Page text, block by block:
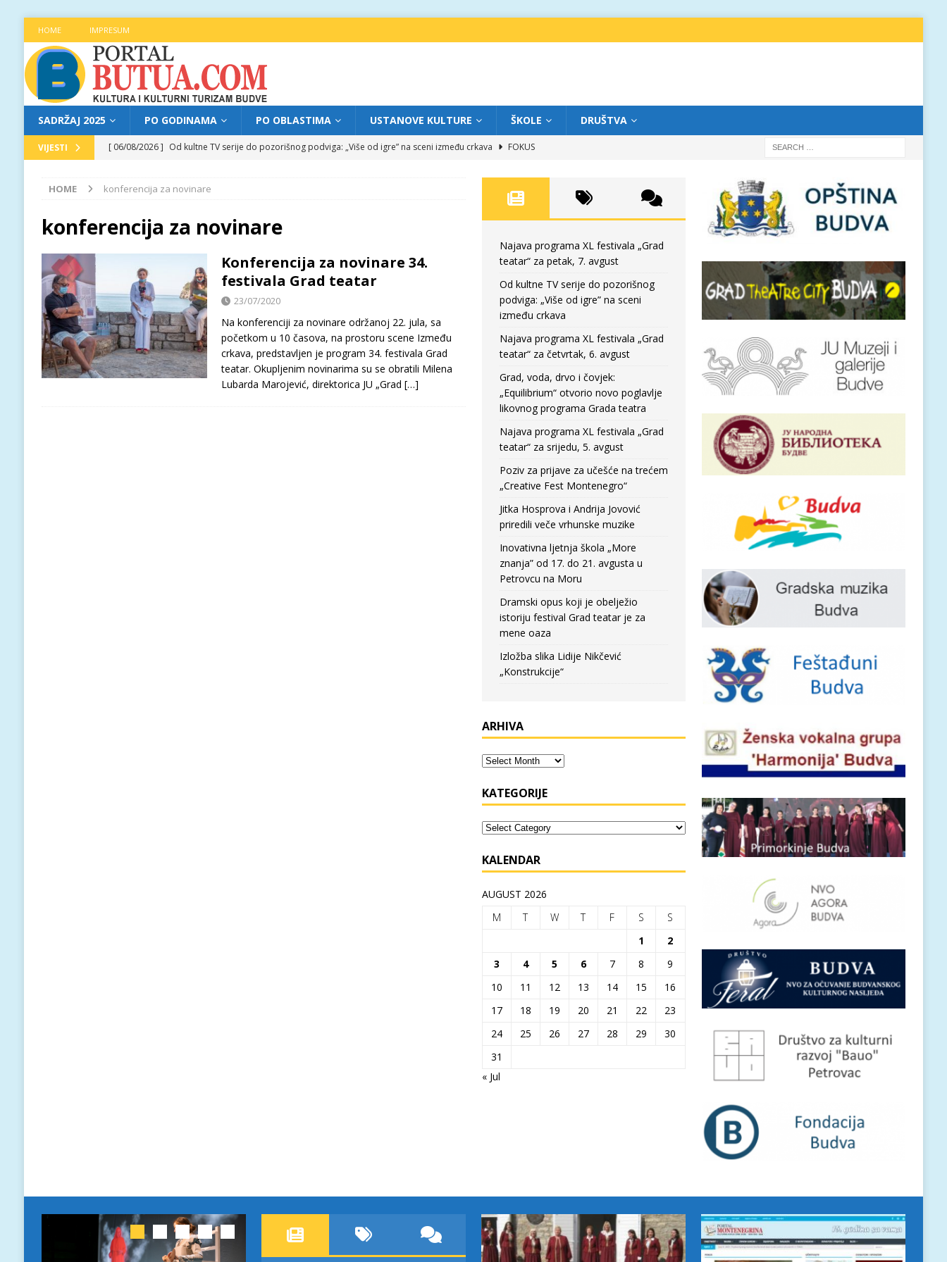
HOME IMPRESUM
SADRŽAJ 2025 PO GODINAMA PO OBLASTIMA USTANOVE KULTURE ŠKOLE DRUŠTVA
VIJESTI [ 06/08/2026 ] Od kultne TV serije do pozorišnog podviga: „Više od igre” na sceni između crkava
FOKUS
[ 05/08/2026 ] Grad, voda, drvo i čovjek: „Equilibrium“ otvorio novo poglavlje likovnog programa Grada teatra
FOKUS
[ 04/08/2026 ]
Najava programa XL festivala „Grad teatar“ za srijedu, 5. avgust
[ 06/08/2026 ]
HOME konferencija za novinare
konferencija za novinare
Konferencija za novinare 34.
festivala Grad teatar
23/07/2020
Na konferenciji za novinare održanoj 22. jula, sa
početkom u 10 časova, na prostoru scene Između
crkava, predstavljen je program 34. festivala Grad
teatar. Okupljenim novinarima su se obratili Milena
Lubarda Marojević, direktorica JU „Grad […]
Najava programa XL festivala „Grad
teatar“ za petak, 7. avgust
Od kultne TV serije do pozorišnog
podviga: „Više od igre” na sceni
između crkava
Najava programa XL festivala „Grad
teatar“ za četvrtak, 6. avgust
Grad, voda, drvo i čovjek:
„Equilibrium“ otvorio novo poglavlje
likovnog programa Grada teatra
Najava programa XL festivala „Grad
teatar“ za srijedu, 5. avgust
Poziv za prijave za učešće na trećem
„Creative Fest Montenegro“
Jitka Hosprova i Andrija Jovović
priredili veče vrhunske muzike
Inovativna ljetnja škola „More
znanja” od 17. do 21. avgusta u
Petrovcu na Moru
Dramski opus koji je obelježio
istoriju festival Grad teatar je za
mene oaza
Izložba slika Lidije Nikčević
„Konstrukcije“
ARHIVA
KATEGORIJE
KALENDAR
AUGUST 2026
M
T W T F S
S
1
2
3
4 5 6 7 8
9
10
11 12 13 14 15
16
17
18 19 20 21 22
23
24
25 26 27 28 29
30
31
« Jul